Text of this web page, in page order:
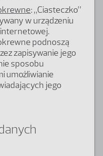
: „Ciasteczko”
w urządzeniu
podnoszą
zapisywanie jego
sposobu
umożliwianie
jego